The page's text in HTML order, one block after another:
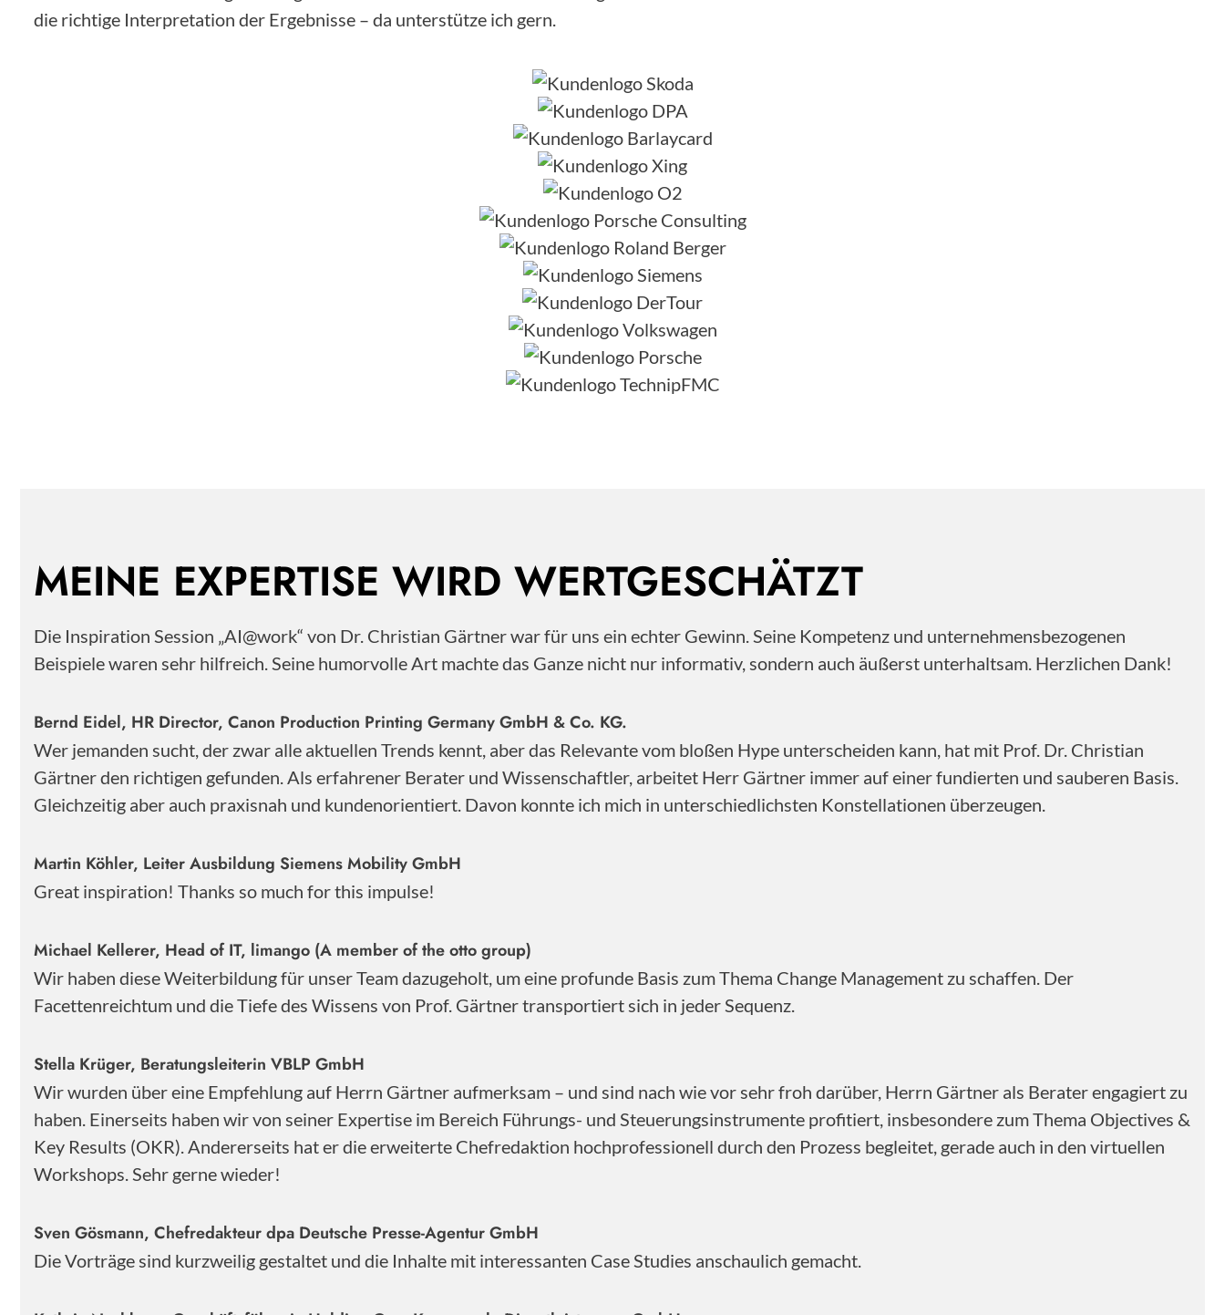
die richtige Interpretation der Ergebnisse – da unterstütze ich gern.
MEINE EXPERTISE WIRD WERTGESCHÄTZT
Die Inspiration Session „AI@work“ von Dr. Christian Gärtner war für uns ein echter Gewinn. Seine Kompetenz und unternehmensbezogenen
Beispiele waren sehr hilfreich. Seine humorvolle Art machte das Ganze nicht nur informativ, sondern auch äußerst unterhaltsam. Herzlichen Dank!
Bernd Eidel, HR Director, Canon Production Printing Germany GmbH & Co. KG.
Wer jemanden sucht, der zwar alle aktuellen Trends kennt, aber das Relevante vom bloßen Hype unterscheiden kann, hat mit Prof. Dr. Christian
Gärtner den richtigen gefunden. Als erfahrener Berater und Wissenschaftler, arbeitet Herr Gärtner immer auf einer fundierten und sauberen Basis.
Gleichzeitig aber auch praxisnah und kundenorientiert. Davon konnte ich mich in unterschiedlichsten Konstellationen überzeugen.
Martin Köhler, Leiter Ausbildung Siemens Mobility GmbH
Great inspiration! Thanks so much for this impulse!
Michael Kellerer, Head of IT, limango (A member of the otto group)
Wir haben diese Weiterbildung für unser Team dazugeholt, um eine profunde Basis zum Thema Change Management zu schaffen. Der
Facettenreichtum und die Tiefe des Wissens von Prof. Gärtner transportiert sich in jeder Sequenz.
Stella Krüger, Beratungsleiterin VBLP GmbH
Wir wurden über eine Empfehlung auf Herrn Gärtner aufmerksam – und sind nach wie vor sehr froh darüber, Herrn Gärtner als Berater engagiert zu
haben. Einerseits haben wir von seiner Expertise im Bereich Führungs- und Steuerungsinstrumente profitiert, insbesondere zum Thema Objectives &
Key Results (OKR). Andererseits hat er die erweiterte Chefredaktion hochprofessionell durch den Prozess begleitet, gerade auch in den virtuellen
Workshops. Sehr gerne wieder!
Sven Gösmann, Chefredakteur dpa Deutsche Presse-Agentur GmbH
Die Vorträge sind kurzweilig gestaltet und die Inhalte mit interessanten Case Studies anschaulich gemacht.